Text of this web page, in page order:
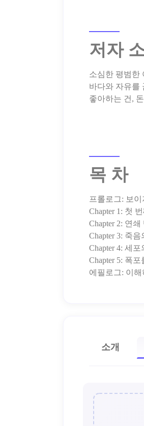
저자
소심한 평범한
바다와 자유를
목 차
프롤로그: 보
Chapter 1: 첫
Chapter 2: 연
Chapter 3: 죽음
Chapter 4: 세
Chapter 5: 폭
소개